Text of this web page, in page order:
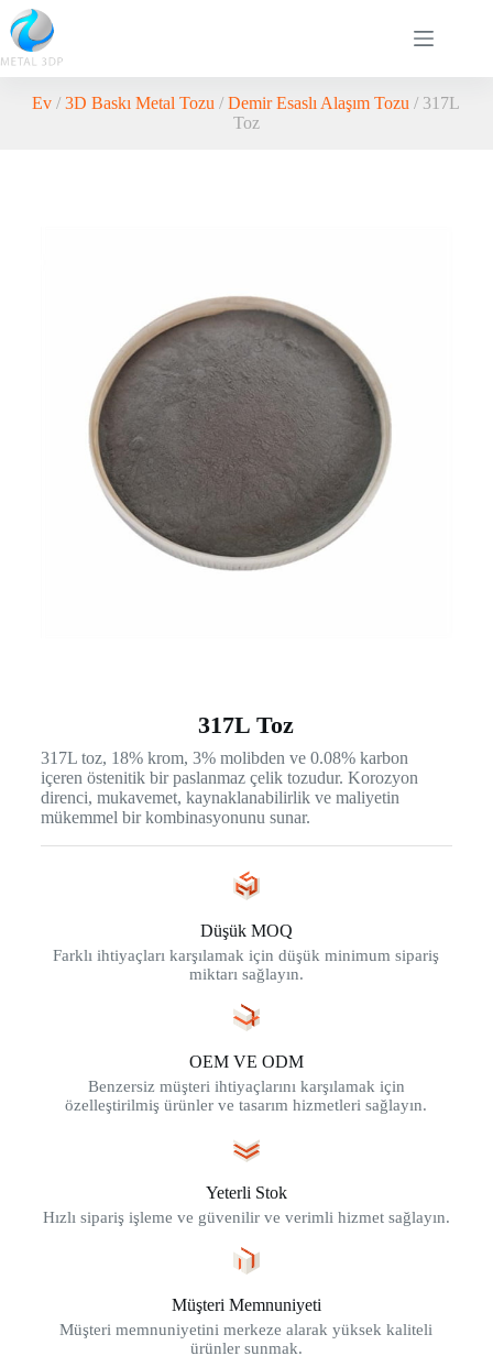
Ev /3D Baskı Metal Tozu /Demir Esaslı Alaşım Tozu / 317L
Toz
317L Toz
317L toz, 18% krom, 3% molibden ve 0.08% karbon
içeren östenitik bir paslanmaz çelik tozudur. Korozyon
direnci, mukavemet, kaynaklanabilirlik ve maliyetin
mükemmel bir kombinasyonunu sunar.
Düşük MOQ
Farklı ihtiyaçları karşılamak için düşük minimum sipariş
miktarı sağlayın.
OEM VE ODM
Benzersiz müşteri ihtiyaçlarını karşılamak için
özelleştirilmiş ürünler ve tasarım hizmetleri sağlayın.
Yeterli Stok
Hızlı sipariş işleme ve güvenilir ve verimli hizmet sağlayın.
Müşteri Memnuniyeti
Müşteri memnuniyetini merkeze alarak yüksek kaliteli
ürünler sunmak.